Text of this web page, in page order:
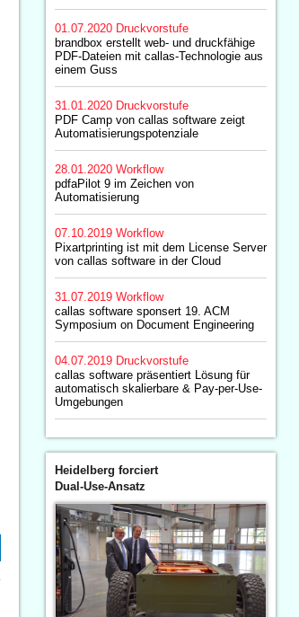
01.07.2020 Druckvorstufe
brandbox erstellt web- und druckfähige
PDF-Dateien mit callas-Technologie aus
einem Guss
31.01.2020 Druckvorstufe
PDF Camp von callas software zeigt
Automatisierungspotenziale
28.01.2020 Workflow
pdfaPilot 9 im Zeichen von
Automatisierung
07.10.2019 Workflow
Pixartprinting ist mit dem License Server
von callas software in der Cloud
31.07.2019 Workflow
callas software sponsert 19. ACM
Symposium on Document Engineering
04.07.2019 Druckvorstufe
callas software präsentiert Lösung für
automatisch skalierbare & Pay-per-Use-
Umgebungen
Heidelberg forciert
Dual-Use-Ansatz